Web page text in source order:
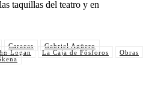
taquillas del teatro y en
Caracas
Gabriel Agüero
Logan La Caja de Fósforos
Obras